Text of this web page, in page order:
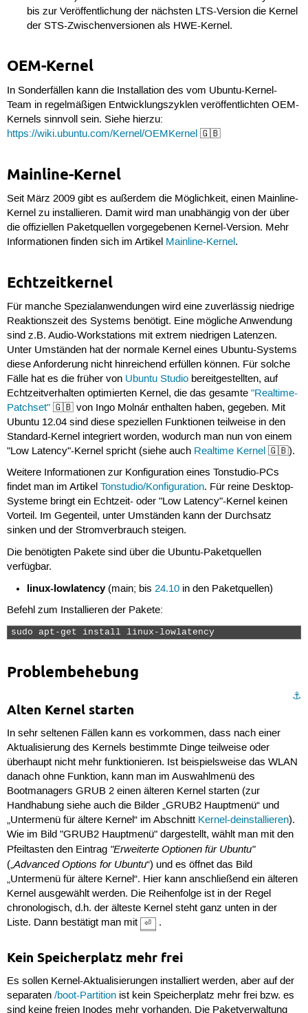
bis zur Veröffentlichung der nächsten LTS-Version die Kernel
der STS-Zwischenversionen als HWE-Kernel.
OEM-Kernel
In Sonderfällen kann die Installation des vom Ubuntu-Kernel-
Team in regelmäßigen Entwicklungszyklen veröffentlichten OEM-
Kernels sinnvoll sein. Siehe hierzu:
https://wiki.ubuntu.com/Kernel/OEMKernel🇬🇧
Mainline-Kernel
Seit März 2009 gibt es außerdem die Möglichkeit, einen Mainline-
Kernel zu installieren. Damit wird man unabhängig von der über
die offiziellen Paketquellen vorgegebenen Kernel-Version. Mehr
Informationen finden sich im Artikel Mainline-Kernel.
Echtzeitkernel
Für manche Spezialanwendungen wird eine zuverlässig niedrige
Reaktionszeit des Systems benötigt. Eine mögliche Anwendung
sind z.B. Audio-Workstations mit extrem niedrigen Latenzen.
Unter Umständen hat der normale Kernel eines Ubuntu-Systems
diese Anforderung nicht hinreichend erfüllen können. Für solche
Fälle hat es die früher von Ubuntu Studiobereitgestellten, auf
Echtzeitverhalten optimierten Kernel, die das gesamte "Realtime-
Patchset"🇬🇧 von Ingo Molnár enthalten haben, gegeben. Mit
Ubuntu 12.04 sind diese speziellen Funktionen teilweise in den
Standard-Kernel integriert worden, wodurch man nun von einem
"Low Latency"-Kernel spricht (siehe auch Realtime Kernel🇬🇧).
Weitere Informationen zur Konfiguration eines Tonstudio-PCs
findet man im Artikel Tonstudio/Konfiguration. Für reine Desktop-
Systeme bringt ein Echtzeit- oder "Low Latency"-Kernel keinen
Vorteil. Im Gegenteil, unter Umständen kann der Durchsatz
sinken und der Stromverbrauch steigen.
Die benötigten Pakete sind über die Ubuntu-Paketquellen
verfügbar.
linux-lowlatency (main; bis24.10 in den Paketquellen)
Befehl zum Installieren der Pakete:
sudo apt-get install linux-lowlatency
Problembehebung
⚓︎
Alten Kernel starten
In sehr seltenen Fällen kann es vorkommen, dass nach einer
Aktualisierung des Kernels bestimmte Dinge teilweise oder
überhaupt nicht mehr funktionieren. Ist beispielsweise das WLAN
danach ohne Funktion, kann man im Auswahlmenü des
Bootmanagers GRUB 2 einen älteren Kernel starten (zur
Handhabung siehe auch die Bilder „GRUB2 Hauptmenü“ und
„Untermenü für ältere Kernel“ im Abschnitt Kernel-deinstallieren).
Wie im Bild "GRUB2 Hauptmenü" dargestellt, wählt man mit den
Pfeiltasten den Eintrag "Erweiterte Optionen für Ubuntu"
(„Advanced Options for Ubuntu“) und es öffnet das Bild
„Untermenü für ältere Kernel“. Hier kann anschließend ein älteren
Kernel ausgewählt werden. Die Reihenfolge ist in der Regel
chronologisch, d.h. der älteste Kernel steht ganz unten in der
Liste. Dann bestätigt man mit
⏎ .
Kein Speicherplatz mehr frei
Es sollen Kernel-Aktualisierungen installiert werden, aber auf der
separaten /boot-Partitionist kein Speicherplatz mehr frei bzw. es
sind keine freien Inodes mehr vorhanden. Die Paketverwaltung